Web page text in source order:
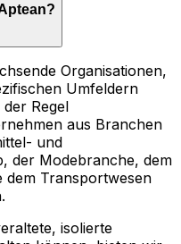
Organisationen,
Umfeldern
Regel
aus Branchen
und
der Modebranche, dem
dem Transportwesen
isolierte